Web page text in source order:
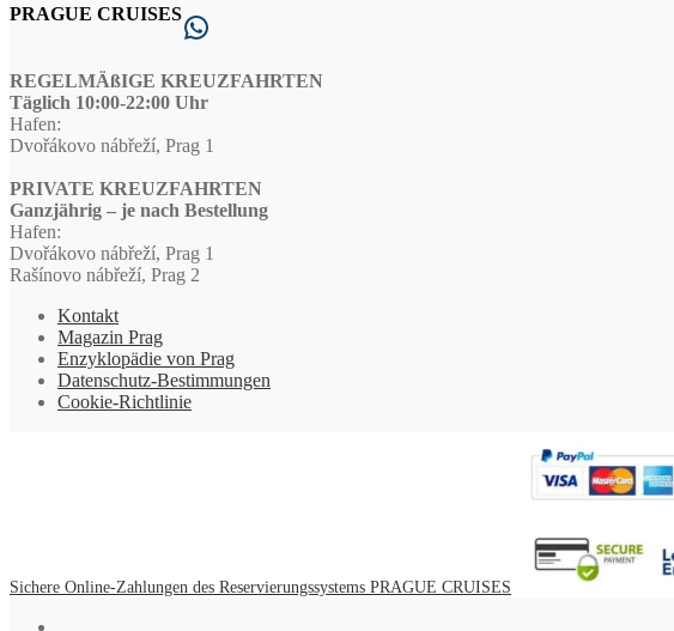
PRAGUE CRUISESWhatsApp
REGELMÄßIGE KREUZFAHRTEN
Täglich 10:00-22:00 Uhr
Hafen:
Dvořákovo nábřeží, Prag 1
PRIVATE KREUZFAHRTEN
Ganzjährig – je nach Bestellung
Hafen:
Dvořákovo nábřeží, Prag 1
Rašínovo nábřeží, Prag 2
Kontakt
Magazin Prag
Enzyklopädie von Prag
Datenschutz-Bestimmungen
Cookie-Richtlinie
Sichere Online-Zahlungen des Reservierungssystems PRAGUE CRUISES